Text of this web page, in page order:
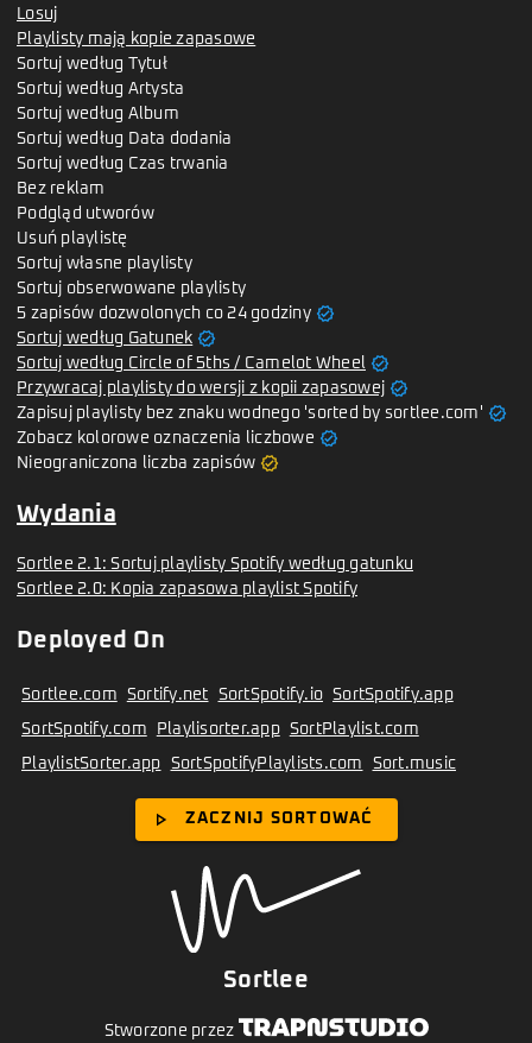
Losuj
Playlisty mają kopie zapasowe
Sortuj według Tytuł
Sortuj według Artysta
Sortuj według Album
Sortuj według Data dodania
Sortuj według Czas trwania
Bez reklam
Podgląd utworów
Usuń playlistę
Sortuj własne playlisty
Sortuj obserwowane playlisty
5 zapisów dozwolonych co 24 godziny verified
Sortuj według Gatunek verified
Sortuj według Circle of 5ths / Camelot Wheel verified
Przywracaj playlisty do wersji z kopii zapasowej verified
Zapisuj playlisty bez znaku wodnego 'sorted by sortlee.com' verified
Zobacz kolorowe oznaczenia liczbowe verified
Nieograniczona liczba zapisów verified
Wydania
Sortlee 2.1: Sortuj playlisty Spotify według gatunku
Sortlee 2.0: Kopia zapasowa playlist Spotify
Deployed On
Sortlee.com Sortify.net SortSpotify.io SortSpotify.app
SortSpotify.com Playlisorter.app SortPlaylist.com
PlaylistSorter.app SortSpotifyPlaylists.com Sort.music
play_arrow ZACZNIJ SORTOWAĆ
Sortlee
Stworzone przez